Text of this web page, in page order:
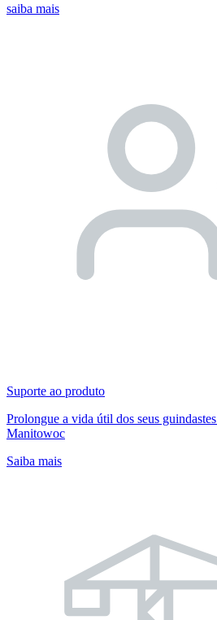
saiba mais
Suporte ao produto
Prolongue a vida útil dos seus
Manitowoc
Saiba mais